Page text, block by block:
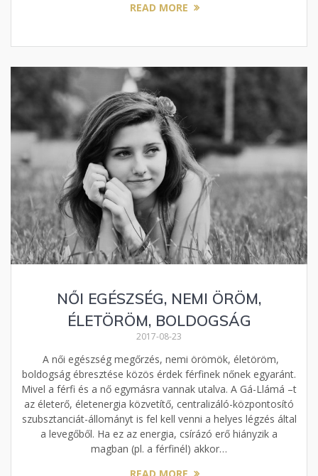
READ MORE
NŐI EGÉSZSÉG, NEMI ÖRÖM,
ÉLETÖRÖM, BOLDOGSÁG
2017-08-23
A női egészség megőrzés, nemi örömök, életöröm,
boldogság ébresztése közös érdek férfinek nőnek egyaránt.
Mivel a férfi és a nő egymásra vannak utalva. A Gá-Llámá –t
az életerő, életenergia közvetítő, centralizáló-központosító
szubsztanciát-állományt is fel kell venni a helyes légzés által
a levegőből. Ha ez az energia, csírázó erő hiányzik a
magban (pl. a férfinél) akkor…